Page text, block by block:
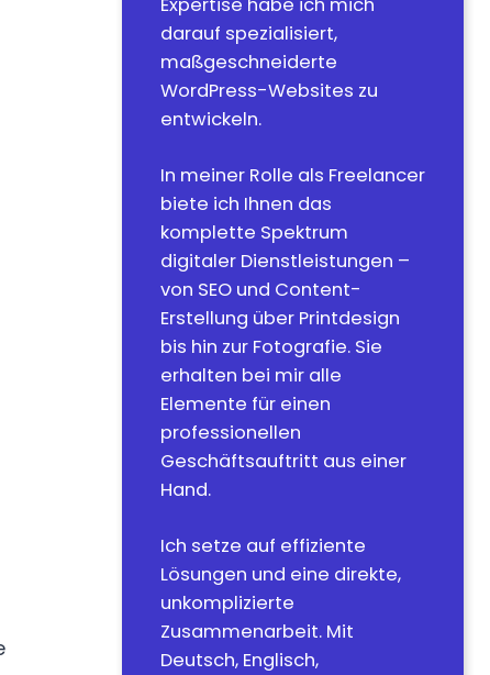
Expertise habe ich mich
darauf spezialisiert,
maßgeschneiderte
WordPress-Websites zu
entwickeln.
In meiner Rolle als Freelancer
biete ich Ihnen das
komplette Spektrum
digitaler Dienstleistungen –
von SEO und Content-
Erstellung über Printdesign
bis hin zur Fotografie. Sie
erhalten bei mir alle
Elemente für einen
professionellen
Geschäftsauftritt aus einer
Hand.
Ich setze auf effiziente
Lösungen und eine direkte,
unkomplizierte
Zusammenarbeit. Mit
Deutsch, Englisch,